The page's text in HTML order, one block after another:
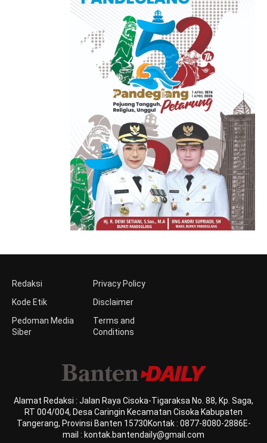
Redaksi
Kode Etik
Pedoman Media
Siber
Privacy Policy
Disclaimer
Terms and
Conditions
Alamat Redaksi : Jalan Raya Cisoka-Tigaraksa No. 88, Kp. Saga,
RT 004/004, Desa Caringin Kecamatan Cisoka Kabupaten
Tangerang, Provinsi Banten 15730Kontak : 0877-8080-2886E-
mail : kontak.bantendaily@gmail.com